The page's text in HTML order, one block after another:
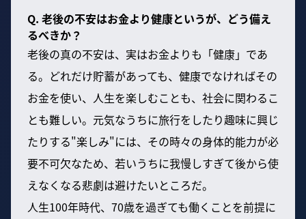
Q. 老後の不安はお金より健康というが、どう備え
るべきか？
老後の真の不安は、実はお金よりも「健康」であ
る。どれだけ貯蓄があっても、健康でなければその
お金を使い、人生を楽しむことも、社会に関わるこ
とも難しい。元気なうちに旅行をしたり趣味に興じ
たりする"楽しみ"には、その時々の身体的能力が必
要不可欠なため、若いうちに我慢しすぎて後から使
えなくなる悲劇は避けたいところだ。
人生100年時代、70歳を過ぎても働くことを前提に